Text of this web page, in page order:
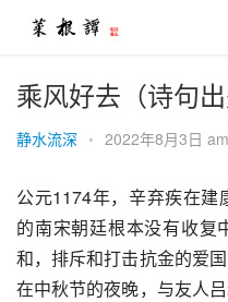
乘风好去（诗句出
静水流深 • 2022年8月3日
公元1174年，辛弃疾在
的南宋朝廷根本没有收复
和，排斥和打击抗金的爱
在中秋节的夜晚，与友人